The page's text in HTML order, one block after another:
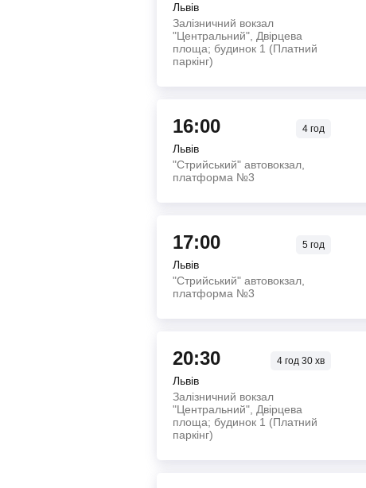
Львів
Залізничний вокзал
"Центральний", Двірцева
площа; будинок 1 (Платний
паркінг)
16:00 4 год
Львів
"Стрийський" автовокзал,
платформа №3
17:00 5 год
Львів
"Стрийський" автовокзал,
платформа №3
20:30 4 год30 хв
Львів
Залізничний вокзал
"Центральний", Двірцева
площа; будинок 1 (Платний
паркінг)